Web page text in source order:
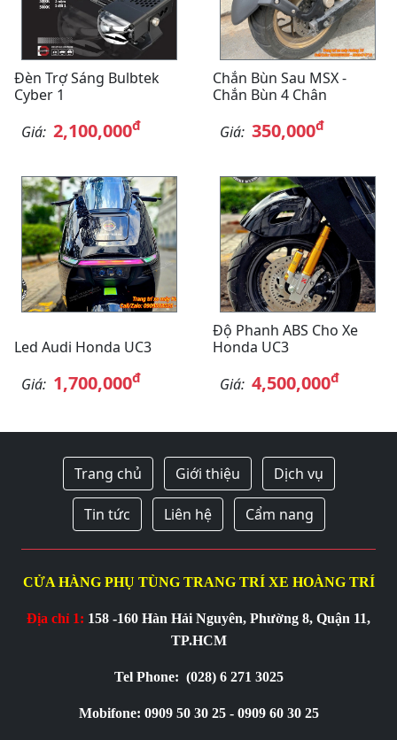
Đèn Trợ Sáng Bulbtek
Cyber 1
Giá: 2,100,000đ
Chắn Bùn Sau MSX -
Chắn Bùn 4 Chân
Giá: 350,000đ
Led Audi Honda UC3
Giá: 1,700,000đ
Độ Phanh ABS Cho Xe
Honda UC3
Giá: 4,500,000đ
Trang chủ Giới thiệu Dịch vụ
Tin tức Liên hệ Cẩm nang
CỬA HÀNG PHỤ TÙNG TRANG TRÍ XE HOÀNG TRÍ
Địa chỉ 1: 158 -160 Hàn Hải Nguyên, Phường 8, Quận 11,
TP.HCM
Tel Phone: (028) 6 271 3025
Mobifone: 0909 50 30 25 - 0909 60 30 25